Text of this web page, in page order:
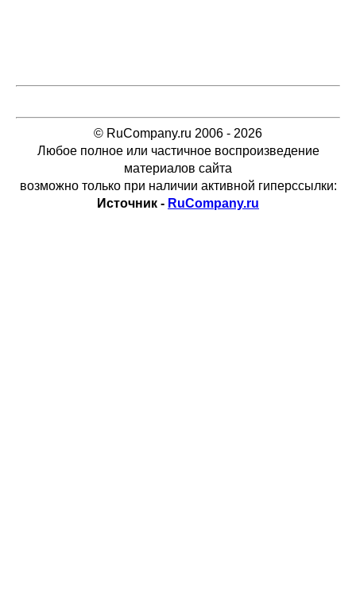
© RuCompany.ru 2006 - 2026
Любое полное или частичное воспроизведение
материалов сайта
возможно только при наличии активной гиперссылки:
Источник - RuCompany.ru